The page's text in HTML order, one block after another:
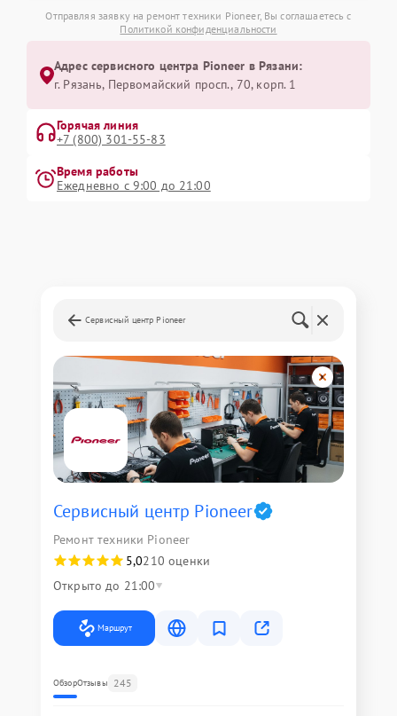
Отправляя заявку на ремонт техники Pioneer, Вы соглашаетесь с
Политикой конфиденциальности
Адрес сервисного центра Pioneer в Рязани:
г. Рязань, Первомайский просп., 70, корп. 1
Горячая линия
+7 (800) 301-55-83
Время работы
Ежедневно с 9:00 до 21:00
Сервисный центр Pioneer
Сервисный центр Pioneer
Ремонт техники Pioneer
5,0210 оценки
Открыто до 21:00
Маршрут
ОбзорОтзывы 245